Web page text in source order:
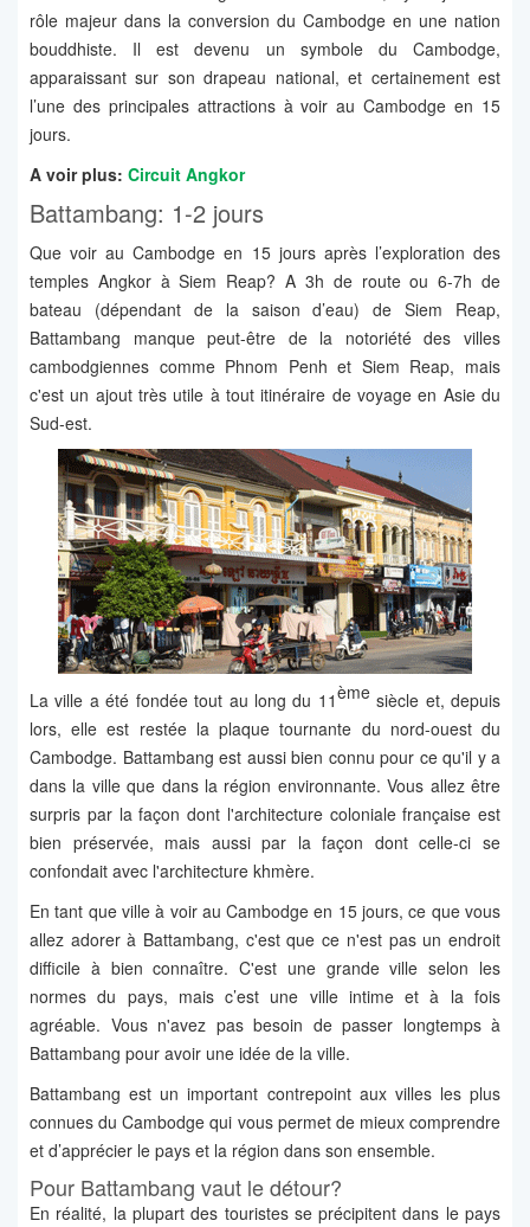
rôle majeur dans la conversion du Cambodge en une nation
bouddhiste. Il est devenu un symbole du Cambodge,
apparaissant sur son drapeau national, et certainement est
l’une des principales attractions à voir au Cambodge en 15
jours.
A voir plus: Circuit Angkor
Battambang: 1-2 jours
Que voir au Cambodge en 15 jours après l’exploration des
temples Angkor à Siem Reap? A 3h de route ou 6-7h de
bateau (dépendant de la saison d’eau) de Siem Reap,
Battambang manque peut-être de la notoriété des villes
cambodgiennes comme Phnom Penh et Siem Reap, mais
c'est un ajout très utile à tout itinéraire de voyage en Asie du
Sud-est.
La ville a été fondée tout au long du 11èmesiècle et, depuis
lors, elle est restée la plaque tournante du nord-ouest du
Cambodge. Battambang est aussi bien connu pour ce qu'il y a
dans la ville que dans la région environnante. Vous allez être
surpris par la façon dont l'architecture coloniale française est
bien préservée, mais aussi par la façon dont celle-ci se
confondait avec l'architecture khmère.
En tant que ville à voir au Cambodge en 15 jours, ce que vous
allez adorer à Battambang, c'est que ce n'est pas un endroit
difficile à bien connaître. C'est une grande ville selon les
normes du pays, mais c’est une ville intime et à la fois
agréable. Vous n'avez pas besoin de passer longtemps à
Battambang pour avoir une idée de la ville.
Battambang est un important contrepoint aux villes les plus
connues du Cambodge qui vous permet de mieux comprendre
et d’apprécier le pays et la région dans son ensemble.
Pour Battambang vaut le détour?
En réalité, la plupart des touristes se précipitent dans le pays